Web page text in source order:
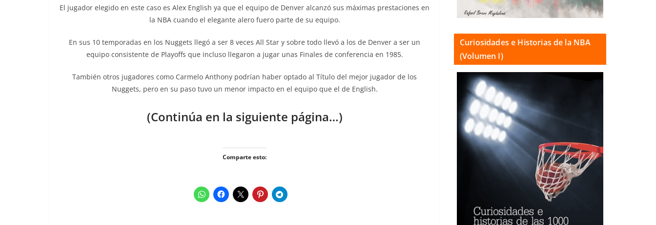
El jugador elegido en este caso es Alex English ya que el equipo de Denver alcanzó sus máximas prestaciones en
la NBA cuando el elegante alero fuero parte de su equipo.
En sus 10 temporadas en los Nuggets llegó a ser 8 veces All Star y sobre todo llevó a los de Denver a ser un
equipo consistente de Playoffs que incluso llegaron a jugar unas Finales de conferencia en 1985.
También otros jugadores como Carmelo Anthony podrían haber optado al Título del mejor jugador de los
Nuggets, pero en su paso tuvo un menor impacto en el equipo que el de English.
(Continúa en la siguiente página…)
Comparte esto:
Curiosidades e Historias de la NBA
(Volumen I)